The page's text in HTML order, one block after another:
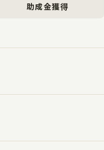
助成金獲得